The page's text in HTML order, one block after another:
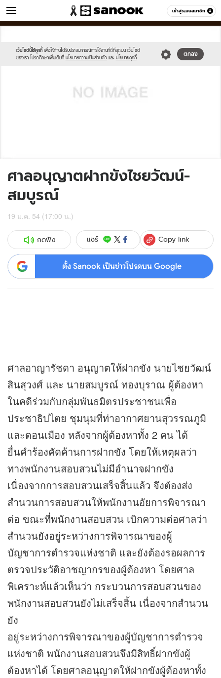
เข้าสู่ระบบสมาชิก
ข่าว หมวดอื่นๆ
เว็บไซต์นี้ใช้คุกกี้ เพื่อให้ท่านได้รับประสบการณ์การใช้งานที่ดีที่สุดบน เว็บไซต์
ของเรา โปรดศึกษาเพิ่มเติมที่ นโยบายความเป็นส่วนตัว และ นโยบายคุกกี้
ตกลง
sanook.png
image.jpg
ศาลอนุญาตฝากขังไชยวัฒน์-
สมบูรณ์
19 ม.ค. 54 (17:00 น.)
กดฟัง แชร์ Copy link
ตั้ง Sanook เป็นข่าวโปรดบน Google
ศาลอาญารัชดา อนุญาตให้ฝากขัง นายไชยวัฒน์
สินสุวงศ์ และ นายสมบูรณ์ ทองบุราณ ผู้ต้องหา
ในคดีร่วมกับกลุ่มพันธมิตรประชาชนเพื่อ
ประชาธิปไตย ชุมนุมที่ท่าอากาศยานสุวรรณภูมิ
และดอนเมือง หลังจากผู้ต้องหาทั้ง 2 คน ได้
ยื่นคำร้องคัดค้านการฝากขัง โดยให้เหตุผลว่า
ทางพนักงานสอบสวนไม่มีอำนาจฝากขัง
เนื่องจากการสอบสวนเสร็จสิ้นแล้ว จึงต้องส่ง
สำนวนการสอบสวนให้พนักงานอัยการพิจารณา
ต่อ ขณะที่พนักงานสอบสวน เบิกความต่อศาลว่า
สำนวนยังอยู่ระหว่างการพิจารณาของผู้
บัญชาการตำรวจแห่งชาติ และยังต้องรอผลการ
ตรวจประวัติอาชญากรของผู้ต้องหา โดยศาล
พิเคราะห์แล้วเห็นว่า กระบวนการสอบสวนของ
พนักงานสอบสวนยังไม่เสร็จสิ้น เนื่องจากสำนวน
ยัง
อยู่ระหว่างการพิจารณาของผู้บัญชาการตำรวจ
แห่งชาติ พนักงานสอบสวนจึงมีสิทธิ์ฝากขังผู้
ต้องหาได้ โดยศาลอนุญาตให้ฝากขังผู้ต้องหาทั้ง